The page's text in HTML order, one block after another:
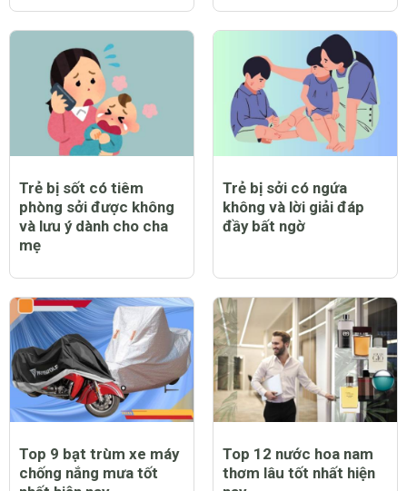
Trẻ bị sốt có tiêm
phòng sởi được không
và lưu ý dành cho cha
mẹ
Trẻ bị sởi có ngứa
không và lời giải đáp
đầy bất ngờ
Top 9 bạt trùm xe máy
chống nắng mưa tốt
Top 12 nước hoa nam
thơm lâu tốt nhất hiện